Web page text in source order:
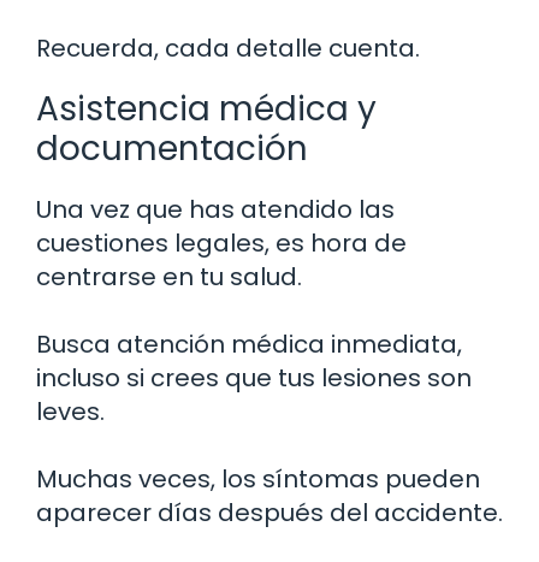
Recuerda, cada detalle cuenta.
Asistencia médica y
documentación
Una vez que has atendido las
cuestiones legales, es hora de
centrarse en tu salud.
Busca atención médica inmediata,
incluso si crees que tus lesiones son
leves.
Muchas veces, los síntomas pueden
aparecer días después del accidente.